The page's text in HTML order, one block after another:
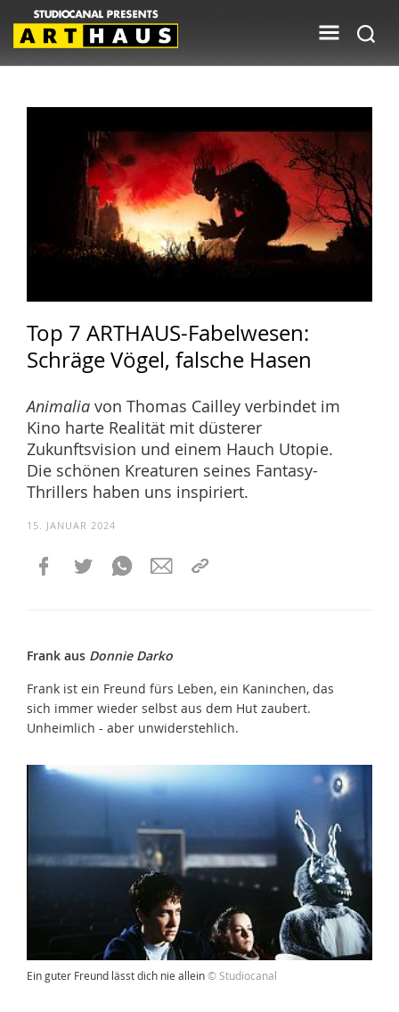
Top 7 ARTHAUS-Fabelwesen:
Schräge Vögel, falsche Hasen
Animalia von Thomas Cailley verbindet im
Kino harte Realität mit düsterer
Zukunftsvision und einem Hauch Utopie.
Die schönen Kreaturen seines Fantasy-
Thrillers haben uns inspiriert.
15. JANUAR 2024
Frank aus Donnie Darko
Frank ist ein Freund fürs Leben, ein Kaninchen, das
sich immer wieder selbst aus dem Hut zaubert.
Unheimlich - aber unwiderstehlich.
Ein guter Freund lässt dich nie allein© Studiocanal